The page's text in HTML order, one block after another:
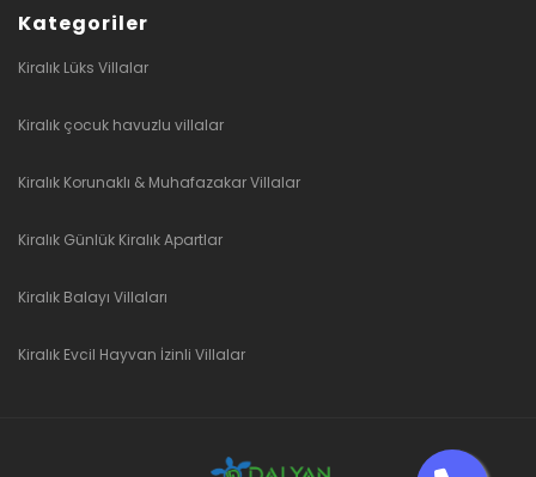
Kategoriler
Kiralık Lüks Villalar
Kiralık çocuk havuzlu villalar
Kiralık Korunaklı & Muhafazakar Villalar
Kiralık Günlük Kiralık Apartlar
Kiralık Balayı Villaları
Kiralık Evcil Hayvan İzinli Villalar